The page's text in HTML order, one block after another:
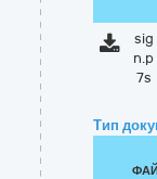
sig
n.p
7s
Тип